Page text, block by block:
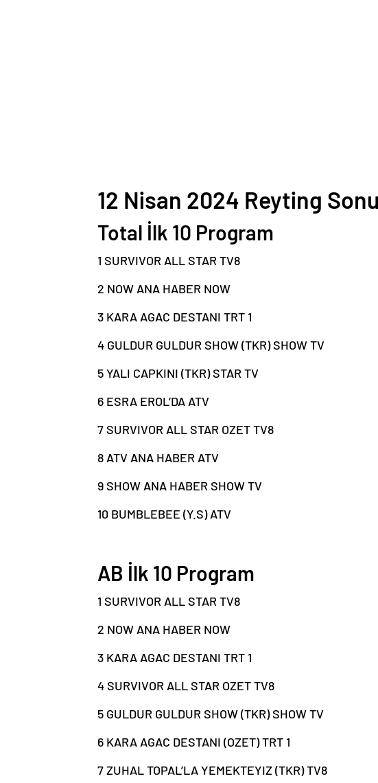
12 Nisan 2024 Reyting
Total İlk 10 Program
1 SURVIVOR ALL STAR TV8
2 NOW ANA HABER NOW
3 KARA AGAC DESTANI TRT 1
4 GULDUR GULDUR SHOW (TKR) SHOW TV
5 YALI CAPKINI (TKR) STAR TV
6 ESRA EROL’DA ATV
7 SURVIVOR ALL STAR OZET TV8
8 ATV ANA HABER ATV
9 SHOW ANA HABER SHOW TV
10 BUMBLEBEE (Y.S) ATV
AB İlk 10 Program
1 SURVIVOR ALL STAR TV8
2 NOW ANA HABER NOW
3 KARA AGAC DESTANI TRT 1
4 SURVIVOR ALL STAR OZET TV8
5 GULDUR GULDUR SHOW (TKR) SHOW TV
6 KARA AGAC DESTANI (OZET) TRT 1
7 ZUHAL TOPAL’LA YEMEKTEYIZ (TKR) TV8